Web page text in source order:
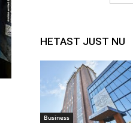
HETAST JUST NU
Business